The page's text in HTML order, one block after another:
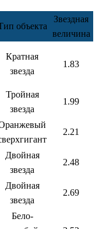
объекта
Звездная
величина
Кратная
звезда
1.83
Тройная
звезда
1.99
2.21
Двойная
звезда
2.48
Двойная
звезда
2.69
Бело-